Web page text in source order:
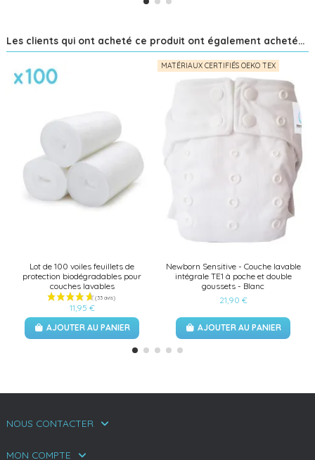
Les clients qui ont acheté ce produit ont également acheté...
Lot de 100 voiles feuillets de
protection biodégradables pour
couches lavables
11,95 €
AJOUTER AU PANIER
MATÉRIAUX CERTIFIÉS OEKO TEX
Newborn Sensitive - Couche lavable
intégrale TE1 à poche et double
goussets - Blanc
21,90 €
AJOUTER AU PANIER
NOUS CONTACTER
MON COMPTE